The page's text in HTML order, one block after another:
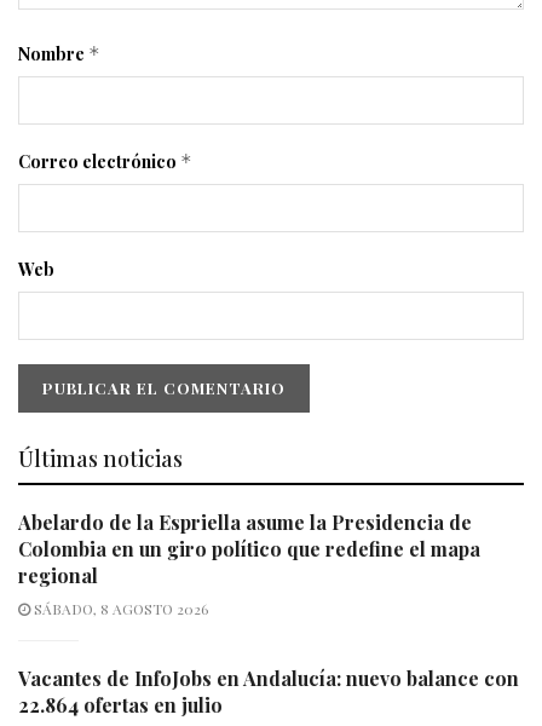
Nombre *
Correo electrónico *
Web
Últimas noticias
Abelardo de la Espriella asume la Presidencia de
Colombia en un giro político que redefine el mapa
regional
SÁBADO, 8 AGOSTO 2026
Vacantes de InfoJobs en Andalucía: nuevo balance con
22.864 ofertas en julio